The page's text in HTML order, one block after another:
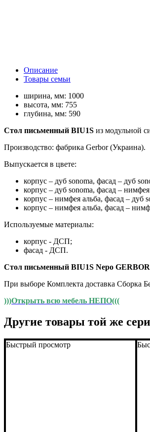
Описание
Товары семьи
ширина, мм: 1000
высота, мм: 755
глубина, мм: 590
Стол письменный BIU1S из модульной
Производство: фабрика Gerbor (Украина).
Выпускается в цвете:
корпус – дуб sonoma, фасад – дуб
корпус – дуб sonoma, фасад – нимфея
корпус – нимфея альба, фасад – дуб
корпус – нимфея альба, фасад –
Используемые материалы:
корпус - ДСП;
фасад - ДСП.
Стол письменный BIU1S Nepo GERBOR
При выборе Комплекта доставка Сборка
)))Открыть всю мебель НЕПО(((
Другие товары той же
Быстрый просмотр